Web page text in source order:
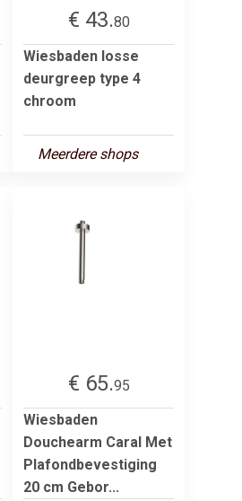
€ 43.80
Wiesbaden losse
deurgreep type 4
chroom
Meerdere shops
€ 65.95
Wiesbaden
Douchearm Caral Met
Plafondbevestiging
20 cm Gebor...